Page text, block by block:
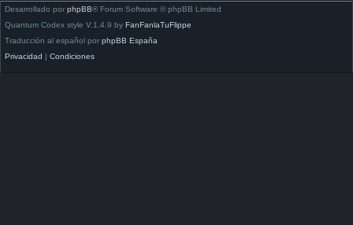
Desarrollado por phpBB® Forum Software © phpBB Limited
Quantum Codex style V.1.4.9 by FanFanlaTuFlippe
Traducción al español por phpBB España
Privacidad
Condiciones